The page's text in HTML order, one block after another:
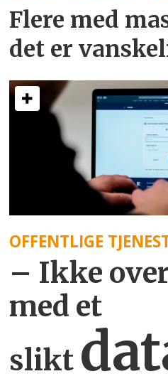
Flere med
det er
OFFENTLIGE
– Ikke
med et
slikt